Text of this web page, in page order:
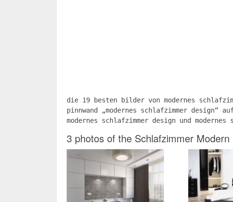
die 19 besten bilder von modernes
pinnwand „modernes schlafzimmer
modernes schlafzimmer design und modernes
3 photos of the Schlafzimmer Modern